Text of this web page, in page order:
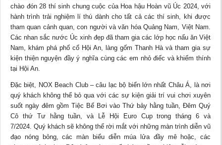
chào đón 28 thí sinh chung cuộc của Hoa hậu Hoàn vũ Úc 2024, với
hành trình trải nghiệm lí thú dành cho tất cả các thí sinh, khi được
tham quan cảnh quan, con người và văn hóa Quảng Nam, Việt Nam.
Các nhan sắc nước Úc xinh đẹp đã tham gia các lớp học nấu ăn Việt
Nam, khám phá phố cổ Hội An, làng gốm Thanh Hà và tham gia sự
kiện thiện nguyện đầy ý nghĩa cùng các em nhỏ điếc và khiếm thính
tại Hội An.
Đặc biệt, NOX Beach Club – câu lạc bộ biển lớn nhất Châu Á, là nơi
quý khách không thể bỏ qua với các sự kiện giải trí vui chơi xuyên
suốt ngày đêm gồm Tiệc Bể Bơi vào Thứ bảy hằng tuần, Đêm Quý
Cô thứ Tư hằng tuần, và Lễ Hội Euro Cup trong tháng 6 và
7/2024. Quý khách sẽ không thể rời mắt với những màn trình diễn vũ
đạo nóng bỏng, các màn biểu diễn múa lửa đầy mê hoặc, các